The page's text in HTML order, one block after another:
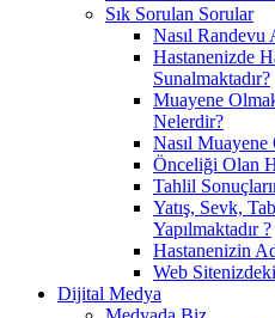
Sık Sorulan Sorular
Nasıl Randevu
Hastanenizde
Sunalmaktadır?
Muayene
Nelerdir?
Nasıl Muayene
Önceliği Olan
Tahlil
Yatış, Sevk,
Yapılmaktadır ?
Hastanenizin
Web
Dijital Medya